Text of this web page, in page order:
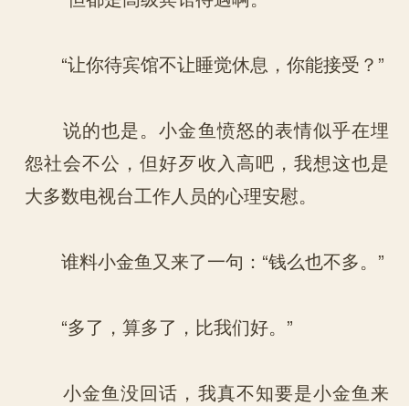
“让你待宾馆不让睡觉休息，你能接受？”
说的也是。小金鱼愤怒的表情似乎在埋
怨社会不公，但好歹收入高吧，我想这也是
大多数电视台工作人员的心理安慰。
谁料小金鱼又来了一句：“钱么也不多。”
“多了，算多了，比我们好。”
小金鱼没回话，我真不知要是小金鱼来